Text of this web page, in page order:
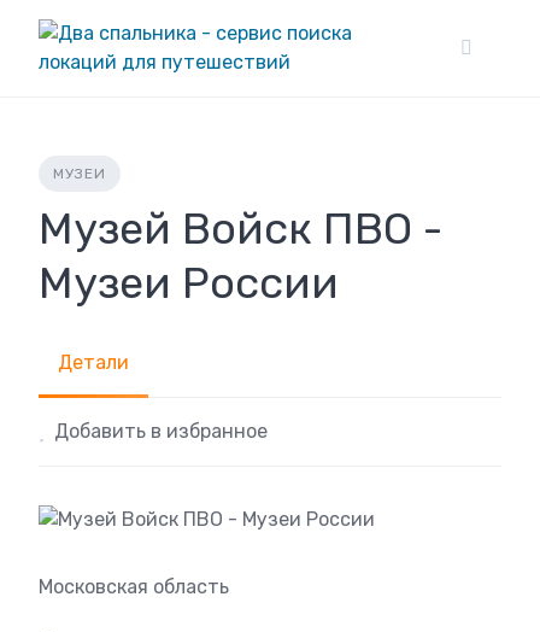
content
МУЗЕИ
Музей Войск ПВО -
Музеи России
Детали
Добавить в избранное
Московская область